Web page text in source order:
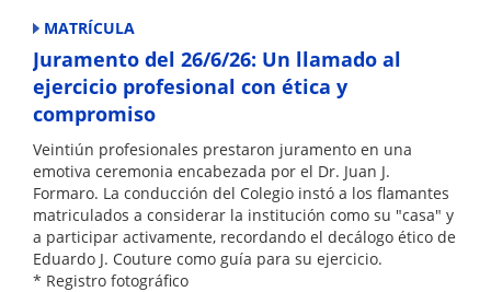
MATRÍCULA
Juramento del 26/6/26: Un llamado al
ejercicio profesional con ética y
compromiso
Veintiún profesionales prestaron juramento en una
emotiva ceremonia encabezada por el Dr. Juan J.
Formaro. La conducción del Colegio instó a los flamantes
matriculados a considerar la institución como su "casa" y
a participar activamente, recordando el decálogo ético de
Eduardo J. Couture como guía para su ejercicio.
* Registro fotográfico